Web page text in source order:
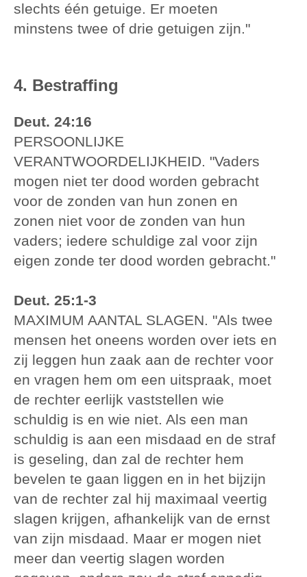
slechts één getuige. Er moeten
minstens twee of drie getuigen zijn."
4. Bestraffing
Deut. 24:16
PERSOONLIJKE
VERANTWOORDELIJKHEID. "Vaders
mogen niet ter dood worden gebracht
voor de zonden van hun zonen en
zonen niet voor de zonden van hun
vaders; iedere schuldige zal voor zijn
eigen zonde ter dood worden gebracht."
Deut. 25:1-3
MAXIMUM AANTAL SLAGEN. "Als twee
mensen het oneens worden over iets en
zij leggen hun zaak aan de rechter voor
en vragen hem om een uitspraak, moet
de rechter eerlijk vaststellen wie
schuldig is en wie niet. Als een man
schuldig is aan een misdaad en de straf
is geseling, dan zal de rechter hem
bevelen te gaan liggen en in het bijzijn
van de rechter zal hij maximaal veertig
slagen krijgen, afhankelijk van de ernst
van zijn misdaad. Maar er mogen niet
meer dan veertig slagen worden